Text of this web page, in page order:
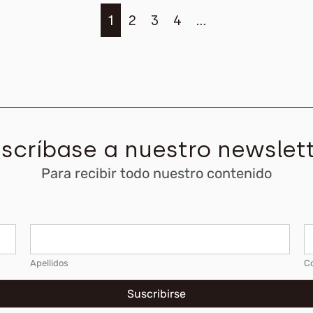
1 2 3 4 …
a nuestro
Para recibir todo nuestro contenido
Apellidos
C
r
r
e
Suscribirse